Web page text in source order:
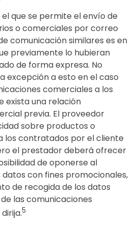
el que se permite el envío de
o comerciales por correo
comunicación similares es en
previamente lo hubieran
de forma expresa. No
excepción a esto en el caso
comerciales a los
exista una relación
previa. El proveedor
sobre productos o
los contratados por el cliente
el prestador deberá ofrecer
de oponerse al
con fines promocionales,
de recogida de los datos
las comunicaciones
5